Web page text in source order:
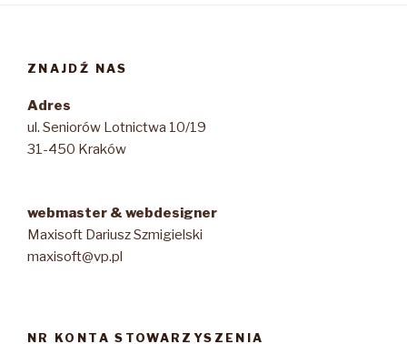
ZNAJDŹ NAS
Adres
ul. Seniorów Lotnictwa 10/19
31-450 Kraków
webmaster & webdesigner
Maxisoft Dariusz Szmigielski
maxisoft@vp.pl
NR KONTA STOWARZYSZENIA